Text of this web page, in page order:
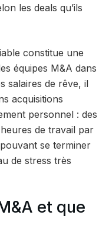
les deals qu’ils
constitue une
équipes M&A dans
salaires de rêve, il
acquisitions
personnel : des
de travail par
se terminer
de stress très
et que